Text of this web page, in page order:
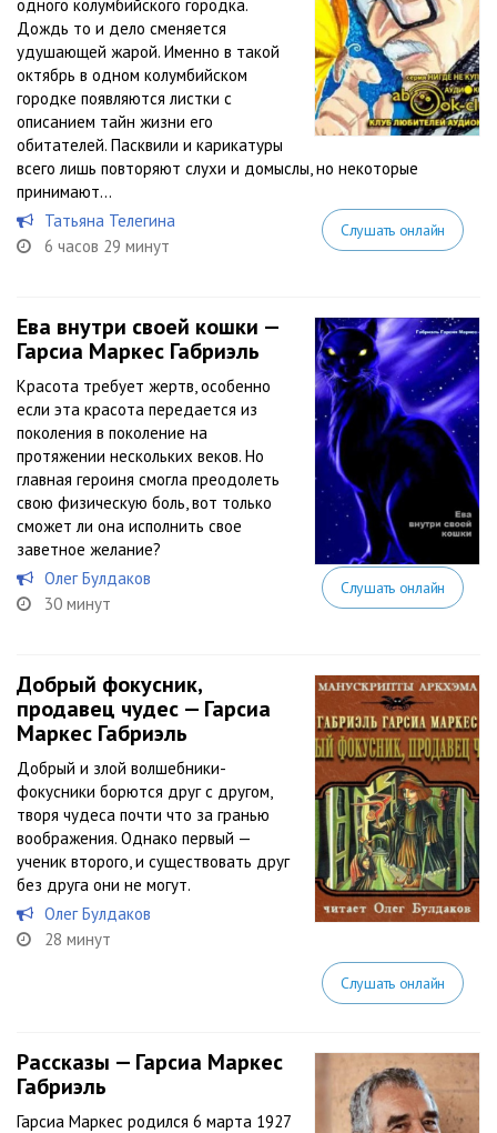
одного колумбийского городка.
Дождь то и дело сменяется
удушающей жарой. Именно в такой
октябрь в одном колумбийском
городке появляются листки с
описанием тайн жизни его
обитателей. Пасквили и карикатуры
всего лишь повторяют слухи и домыслы, но некоторые
принимают...
Татьяна Телегина
6 часов 29 минут
Слушать онлайн
Ева внутри своей кошки —
Гарсиа Маркес Габриэль
Красота требует жертв, особенно
если эта красота передается из
поколения в поколение на
протяжении нескольких веков. Но
главная героиня смогла преодолеть
свою физическую боль, вот только
сможет ли она исполнить свое
заветное желание?
Олег Булдаков
30 минут
Слушать онлайн
Добрый фокусник,
продавец чудес — Гарсиа
Маркес Габриэль
Добрый и злой волшебники-
фокусники борются друг с другом,
творя чудеса почти что за гранью
воображения. Однако первый —
ученик второго, и существовать друг
без друга они не могут.
Олег Булдаков
28 минут
Слушать онлайн
Рассказы — Гарсиа Маркес
Габриэль
Гарсиа Маркес родился 6 марта 1927